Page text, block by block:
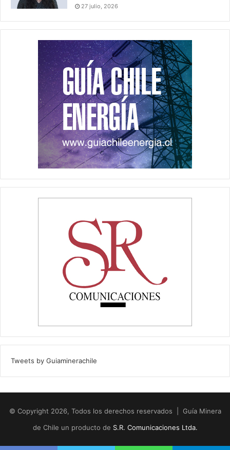
27 julio, 2026
Tweets by Guiaminerachile
© Copyright 2026, Todos los derechos reservados | Guía Minera
de Chile un producto de S.R. Comunicaciones Ltda.